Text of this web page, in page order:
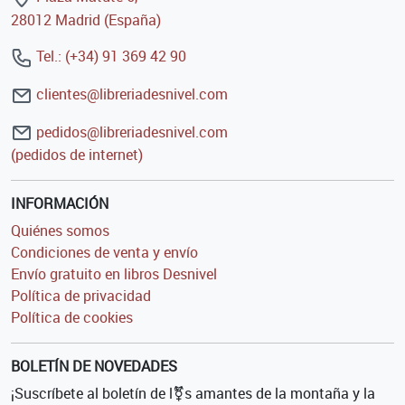
28012 Madrid (España)
Tel.: (+34) 91 369 42 90
clientes@libreriadesnivel.com
pedidos@libreriadesnivel.com
(pedidos de internet)
INFORMACIÓN
Quiénes somos
Condiciones de venta y envío
Envío gratuito en libros Desnivel
Política de privacidad
Política de cookies
BOLETÍN DE NOVEDADES
¡Suscríbete al boletín de l⚧s amantes de la montaña y la